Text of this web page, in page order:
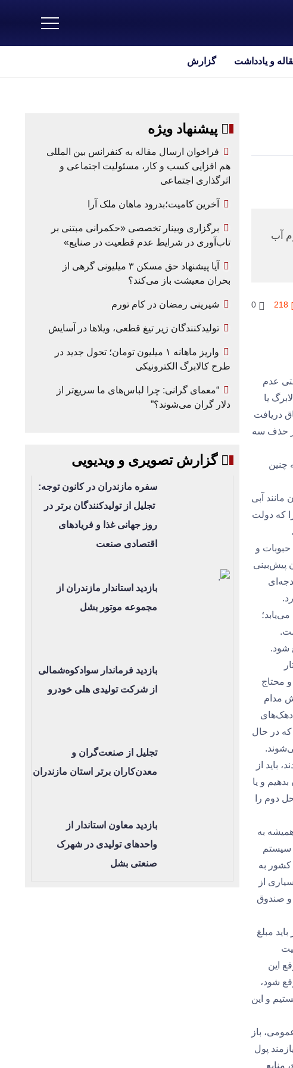
و یادداشت گزارش
آب
218
0
عدم
یا
دریافت
از حذف سه
چنین
مانند آبی
که دولت
و
پیش‌بینی
شود.
محتاج
مدام
دهک‌های
که در حال
باید از
کمتر از ۱۰ دلار) به همه ایرانیان بدهیم و یا
دوم را
به
سیستم
کشور به
از
و صندوق
مبلغ
این
شود،
و این
باز
پول
منابع
پیشنهاد ویژه
فراخوان ارسال مقاله به کنفرانس بین المللی
هم افزایی کسب و کار، مسئولیت اجتماعی و
اثرگذاری اجتماعی
آخرین کامیت؛بدرود ماهان ملک آرا
برگزاری وبینار تخصصی «حکمرانی مبتنی بر
تاب‌آوری در شرایط عدم قطعیت در صنایع»
آیا پیشنهاد حق مسکن ۳ میلیونی گرهی از
بحران معیشت باز می‌کند؟
شیرینی رمضان در کام تورم
تولیدکنندگان زیر تیغ قطعی، ویلاها در آسایش
واریز ماهانه ۱ میلیون تومان؛ تحول جدید در
طرح کالابرگ الکترونیکی
“معمای گرانی: چرا لباس‌های ما سریع‌تر از
دلار گران می‌شوند؟”
گزارش تصویری و ویدیویی
سفره مازندران در کانون توجه:
تجلیل از تولیدکنندگان برتر در
روز جهانی غذا و فریادهای
اقتصادی صنعت
بازدید استاندار مازندران از
مجموعه موتور بشل
بازدید فرماندار سوادکوه‌شمالی
از شرکت تولیدی هلی خودرو
تجلیل از صنعت‌گران و
معدن‌کاران برتر استان مازندران
بازدید معاون استاندار از
واحدهای تولیدی در شهرک
صنعتی بشل